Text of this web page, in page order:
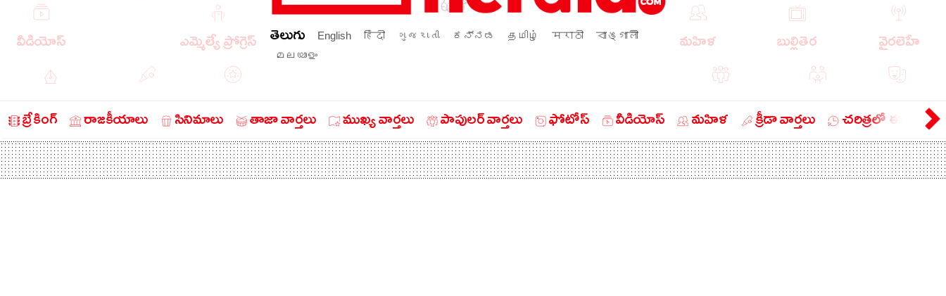
వీడియోస్ ఎమ్మెల్యే ప్రోగ్రెస్
ఎడిటోరియల్
చరిత్రలో ఈ రోజు నేరాలు ఆటో
తెలుగు English हिंदी ગુજરાતી ಕನ್ನಡ தமிழ் मराठी
বাঙ্গালী
മലയാളം
మహిళ బుల్లితెర వైరలెహే
పాపులర్ వార్తలు
బిజినెస్ ఎడ్యుకేషన్ లైఫ్ స్టైల్
బ్రేకింగ్ రాజకీయాలు సినిమాలు తాజా వార్తలు ముఖ్య వార్తలు పాపులర్ వార్తలు ఫోటోస్ వీడియోస్ మహిళ క్రీడా వార్తలు చరిత్రలో ఈ రోజు